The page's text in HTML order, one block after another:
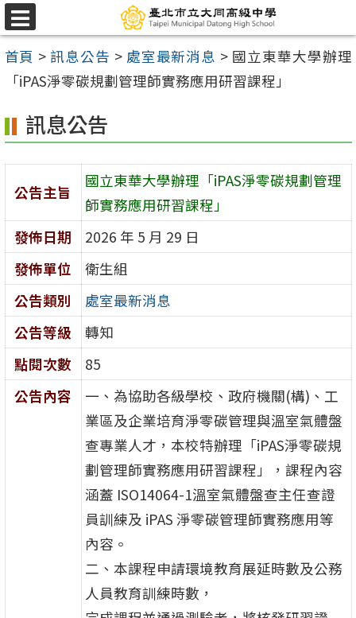
跳
至
主
容
區
選
單
首頁 >訊息公告 > 處室最新消息 > 國立東華大學辦理
「iPAS淨零碳規劃管理師實務應用研習課程」
訊息公告
公告主旨
國立東華大學辦理「iPAS淨零碳規劃管理
師實務應用研習課程」
發佈日期
2026 年 5 月 29 日
發佈單位
衛生組
公告類別
處室最新消息
公告等級
轉知
點閱次數
85
公告內容
一、為協助各級學校、政府機關(構)、工
業區及企業培育淨零碳管理與溫室氣體盤
查專業人才，本校特辦理「iPAS淨零碳規
劃管理師實務應用研習課程」，課程內容
涵蓋 ISO14064-1溫室氣體盤查主任查證
員訓練及 iPAS 淨零碳管理師實務應用等
內容。
二、本課程申請環境教育展延時數及公務
人員教育訓練時數，